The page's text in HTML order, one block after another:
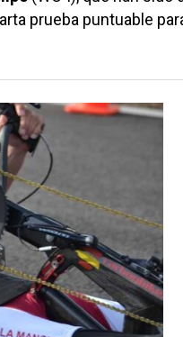
prueba puntuable